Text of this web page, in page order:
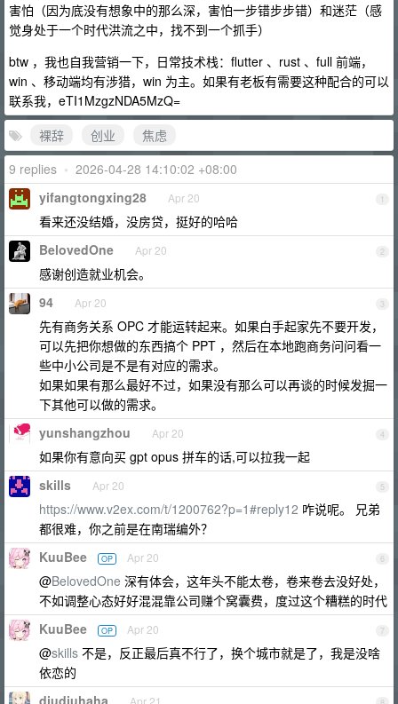
害怕（因为底没有想象中的那么深，害怕一步错步步错）和迷茫（感
觉身处于一个时代洪流之中，找不到一个抓手）
btw ，我也自我营销一下，日常技术栈：flutter 、rust 、full 前端，
win 、移动端均有涉猎，win 为主。如果有老板有需要这种配合的可以
联系我，eTI1MzgzNDA5MzQ=
裸辞
创业
焦虑
9 replies • 2026-04-28 14:10:02 +08:00
1
yifangtongxing28 Apr 20
看来还没结婚，没房贷，挺好的哈哈
2
BelovedOne Apr 20
感谢创造就业机会。
3
94 Apr 20
先有商务关系 OPC 才能运转起来。如果白手起家先不要开发，
可以先把你想做的东西搞个 PPT ，然后在本地跑商务问问看一
些中小公司是不是有对应的需求。
如果如果有那么最好不过，如果没有那么可以再谈的时候发掘一
下其他可以做的需求。
4
yunshangzhou Apr 20
如果你有意向买 gpt opus 拼车的话,可以拉我一起
5
skills Apr 20
https://www.v2ex.com/t/1200762?p=1#reply12 咋说呢。 兄弟
都很难，你之前是在南瑞编外？
6
KuuBee OP Apr 20
@BelovedOne 深有体会，这年头不能太卷，卷来卷去没好处，
不如调整心态好好混混靠公司赚个窝囊费，度过这个糟糕的时代
7
KuuBee OP Apr 20
@skills 不是，反正最后真不行了，换个城市就是了，我是没啥
依恋的
diudiuhaha Apr 21